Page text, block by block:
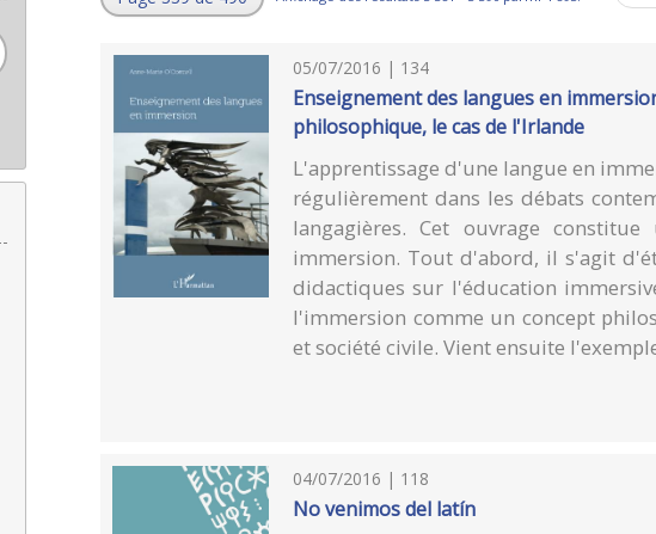
05/07/2016 | 134
Enseignement des langues en
philosophique, le cas de l'Irlande
L'apprentissage d'une langue en
régulièrement dans les débats
langagières. Cet ouvrage
immersion. Tout d'abord, il s'agit
didactiques sur l'éducation
l'immersion comme un concept
et société civile. Vient ensuite
04/07/2016 | 118
No venimos del latín